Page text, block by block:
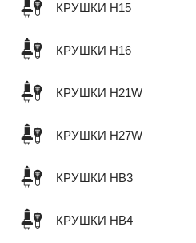
КРУШКИ H15
КРУШКИ H16
КРУШКИ H21W
КРУШКИ H27W
КРУШКИ HB3
КРУШКИ HB4